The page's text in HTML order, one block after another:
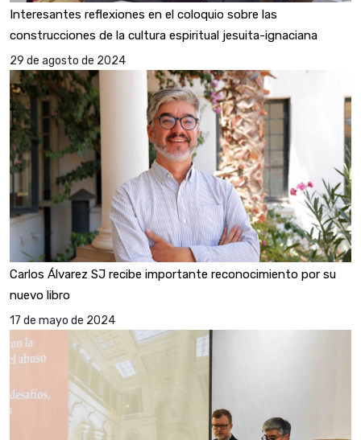
Interesantes reflexiones en el coloquio sobre las
construcciones de la cultura espiritual jesuita-ignaciana
29 de agosto de 2024
Carlos Álvarez SJ recibe importante reconocimiento por su
nuevo libro
17 de mayo de 2024